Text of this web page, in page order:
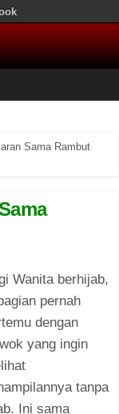
Sama Rambut
Wanita berhijab,
pernah
dengan
yang ingin
tanpa
Ini sama